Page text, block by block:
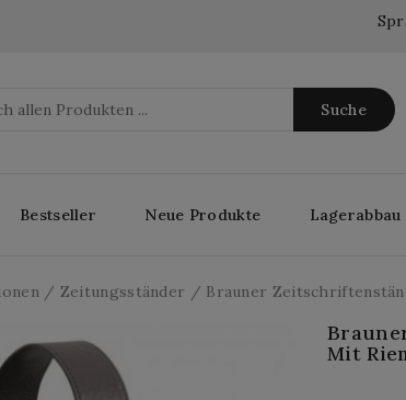
Suche
Bestseller Neue Produkte Lagerabbau
Zeitungsständer Brauner
Mit